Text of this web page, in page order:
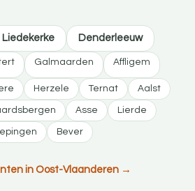
Liedekerke Denderleeuw
Galmaarden Affligem
Herzele Ternat Aalst
Asse Lierde
Bever
in Oost-Vlaanderen →